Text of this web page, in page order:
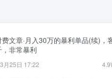
文章·月入30万的暴利单品(续)，
非常暴利
月25日 17:22